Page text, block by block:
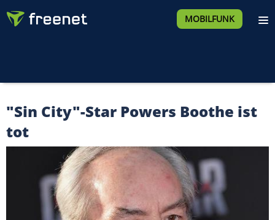
MOBILFUNK
"Sin City"-Star Powers Boothe ist
tot